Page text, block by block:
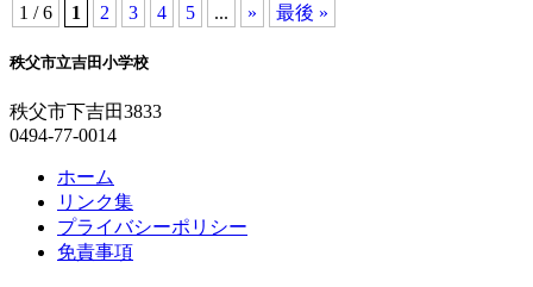
1 / 6 1 2 3 4 5 ... » 最後 »
秩父市立吉田小学校
秩父市下吉田3833
0494-77-0014
ホーム
リンク集
プライバシーポリシー
免責事項